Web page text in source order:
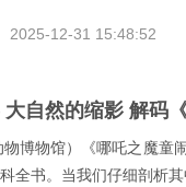
2025-12-31 15:48:52
自然的缩影 解码
博物馆）《哪吒之魔童
全书。当我们仔细剖析其